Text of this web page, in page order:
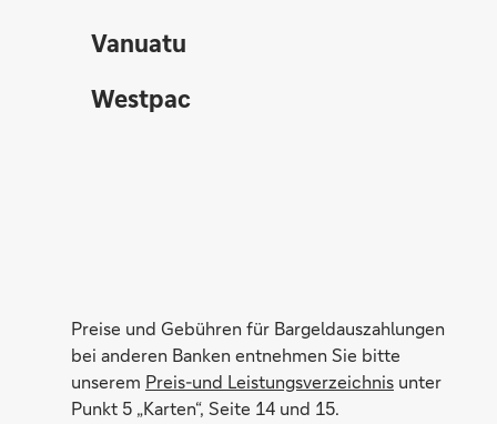
Vanuatu
Westpac
Preise und Gebühren für Bargeldauszahlungen
bei anderen Banken entnehmen Sie bitte
unserem Preis-und Leistungsverzeichnis unter
Punkt 5 „Karten“, Seite 14 und 15.